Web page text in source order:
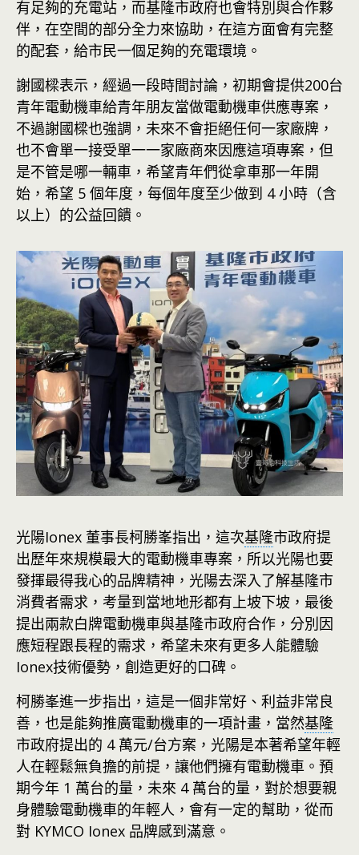
有足夠的充電站，而基隆市政府也會特別與合作夥
伴，在空間的部分全力來協助，在這方面會有完整
的配套，給市民一個足夠的充電環境。
謝國樑表示，經過一段時間討論，初期會提供200台
青年電動機車給青年朋友當做電動機車供應專案，
不過謝國樑也強調，未來不會拒絕任何一家廠牌，
也不會單一接受單一一家廠商來因應這項專案，但
是不管是哪一輛車，希望青年們從拿車那一年開
始，希望 5 個年度，每個年度至少做到 4 小時（含
以上）的公益回饋。
光陽Ionex 董事長柯勝峯指出，這次基隆市政府提
出歷年來規模最大的電動機車專案，所以光陽也要
發揮最得我心的品牌精神，光陽去深入了解基隆市
消費者需求，考量到當地地形都有上坡下坡，最後
提出兩款白牌電動機車與基隆市政府合作，分別因
應短程跟長程的需求，希望未來有更多人能體驗
Ionex技術優勢，創造更好的口碑。
柯勝峯進一步指出，這是一個非常好、利益非常良
善，也是能夠推廣電動機車的一項計畫，當然基隆
市政府提出的 4 萬元/台方案，光陽是本著希望年輕
人在輕鬆無負擔的前提，讓他們擁有電動機車。預
期今年 1 萬台的量，未來 4 萬台的量，對於想要親
身體驗電動機車的年輕人，會有一定的幫助，從而
對 KYMCO Ionex 品牌感到滿意。